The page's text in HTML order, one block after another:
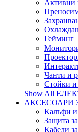
Активни
Гейминг
Чанти и
Стойки и
Show All
АКСЕСОАРИ
Калъфи и
Защита
Кабели